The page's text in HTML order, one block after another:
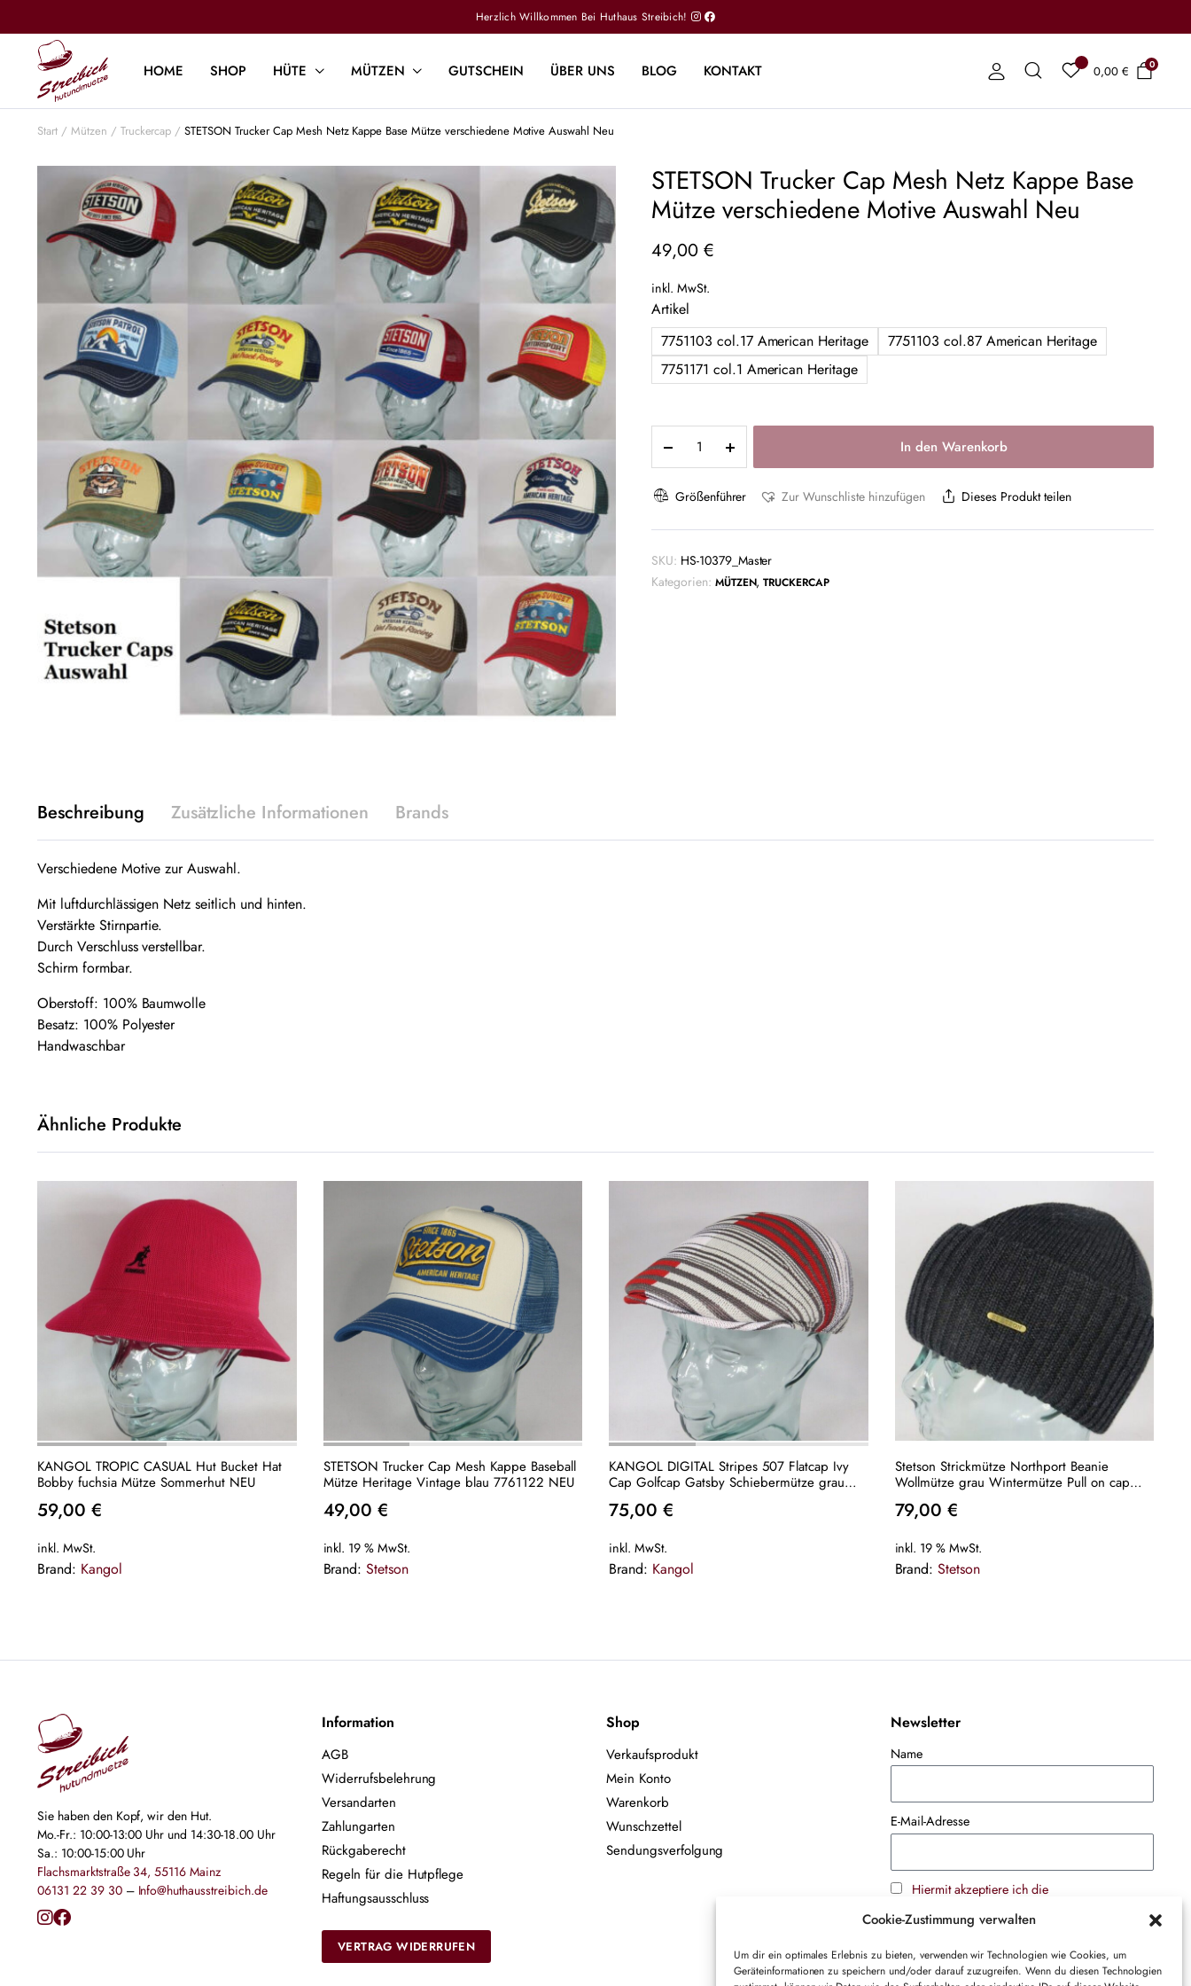
Cookie-Zustimmung verwalten
Um dir ein optimales Erlebnis zu bieten, verwenden wir Technologien wie Cookies, um
Geräteinformationen zu speichern und/oder darauf zuzugreifen. Wenn du diesen Technologien
Herzlich Willkommen Bei Huthaus Streibich!
HOME SHOP HÜTE MÜTZEN GUTSCHEIN ÜBER UNS BLOG KONTAKT 0,00€ 0
Start Mützen Truckercap STETSON Trucker Cap Mesh Netz Kappe Base Mütze verschiedene Motive Auswahl Neu
STETSON Trucker Cap Mesh Netz Kappe Base
Mütze verschiedene Motive Auswahl Neu
49,00 €
inkl. MwSt.
Artikel
7751103 col.17 American Heritage
7751103 col.87 American Heritage
7751171 col.1 American Heritage
In den Warenkorb
Größenführer Zur Wunschliste hinzufügen Dieses Produkt teilen
SKU: HS-10379_Master
Kategorien: MÜTZEN,TRUCKERCAP
Beschreibung Zusätzliche Informationen Brands
Verschiedene Motive zur Auswahl.
Mit luftdurchlässigen Netz seitlich und hinten.
Verstärkte Stirnpartie.
Durch Verschluss verstellbar.
Schirm formbar.
Oberstoff: 100% Baumwolle
Besatz: 100% Polyester
Handwaschbar
Ähnliche Produkte
KANGOL TROPIC CASUAL Hut Bucket Hat
Bobby fuchsia Mütze Sommerhut NEU
59,00 €
inkl. MwSt.
Brand: Kangol
STETSON Trucker Cap Mesh Kappe Baseball
Mütze Heritage Vintage blau 7761122 NEU
49,00€
inkl. 19 % MwSt.
Brand:Stetson
KANGOL DIGITAL Stripes 507 Flatcap Ivy
Cap Golfcap Gatsby Schiebermütze grau
75,00 €
inkl. MwSt.
Brand: Kangol
Stetson Strickmütze Northport Beanie
Wollmütze grau Wintermütze Pull on cap
Neu
79,00€
inkl. 19 % MwSt.
Brand:Stetson
Sie haben den Kopf, wir den Hut.
Mo.-Fr.: 10:00-13:00 Uhr und 14:30-18.00 Uhr
Sa.: 10:00-15:00 Uhr
Flachsmarktstraße 34, 55116 Mainz
06131 22 39 30– Info@huthausstreibich.de
Information
AGB
Widerrufsbelehrung
Versandarten
Zahlungarten
Rückgaberecht
Regeln für die Hutpflege
Haftungsausschluss
VERTRAG WIDERRUFEN
Shop
Verkaufsprodukt
Mein Konto
Warenkorb
Wunschzettel
Sendungsverfolgung
Newsletter
Name
E-Mail-Adresse
Hiermit akzeptiere ich die